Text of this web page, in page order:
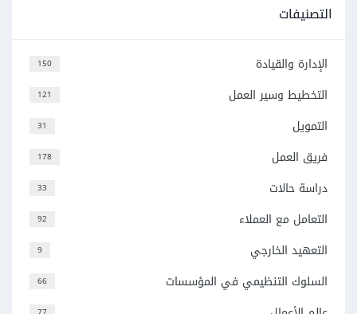
التصنيفات
150 الإدارة والقيادة
121 التخطيط وسير العمل
31 التمويل
178 فريق العمل
33 دراسة حالات
92 التعامل مع العملاء
9 التعهيد الخارجي
66 السلوك التنظيمي في المؤسسات